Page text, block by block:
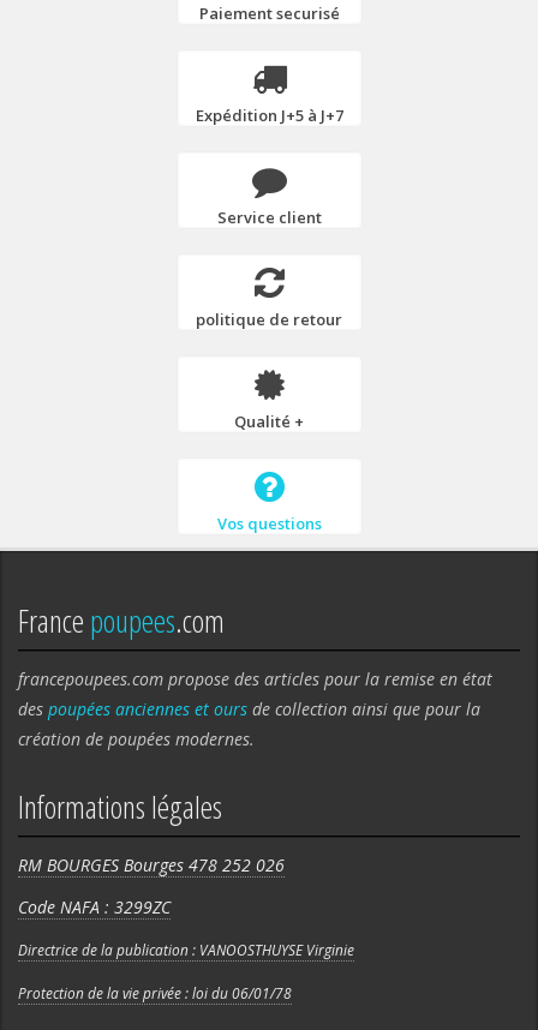
Paiement securisé
Expédition J+5 à J+7
Service client
politique de retour
Qualité +
Vos questions
Francepoupees.com
francepoupees.com propose des articles pour la remise en état
des poupées anciennes et ours de collection ainsi que pour la
création de poupées modernes.
Informations légales
RM BOURGES Bourges 478 252 026
Code NAFA : 3299ZC
Directrice de la publication : VANOOSTHUYSE Virginie
Protection de la vie privée : loi du 06/01/78